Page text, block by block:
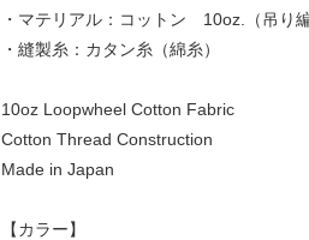
・マテリアル：コットン 10oz.（吊り
・縫製糸：カタン糸（綿糸）
10oz Loopwheel Cotton Fabric
Cotton Thread Construction
Made in Japan
【カラー】